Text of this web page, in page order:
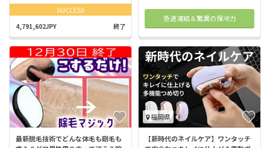
SUCCESS
4,791,602JPY 終了
急速凍結＆驚異の保冷力
最新脱毛技術でどんな体毛も剛毛も
福岡県
【新時代のネイルケア】ワンタッチ